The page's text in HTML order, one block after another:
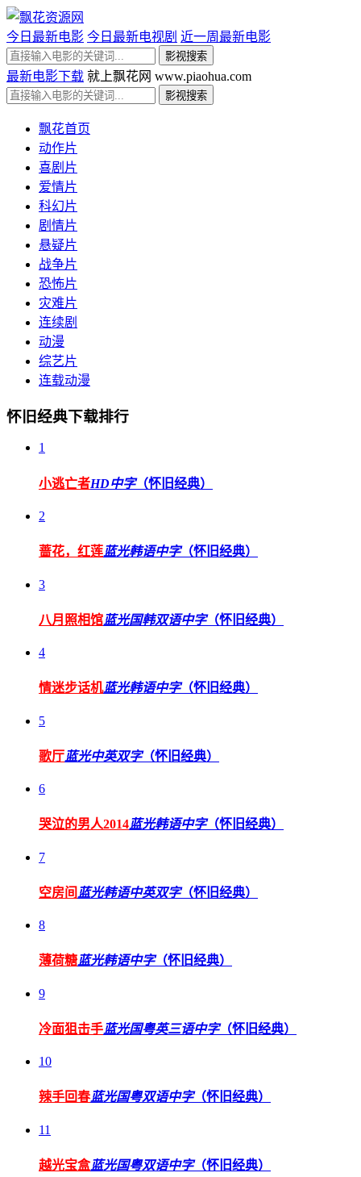
今日最新电影 今日最新电视剧 近一周最新电影
最新电影下载 就上飘花网 www.piaohua.com
飘花首页
动作片
喜剧片
爱情片
科幻片
剧情片
悬疑片
战争片
恐怖片
灾难片
连续剧
动漫
综艺片
连载动漫
怀旧经典下载排行
1
小逃亡者HD中字（怀旧经典）
2
蔷花，红莲蓝光韩语中字（怀旧经典）
3
八月照相馆蓝光国韩双语中字（怀旧经典）
4
情迷步话机蓝光韩语中字（怀旧经典）
5
歌厅蓝光中英双字（怀旧经典）
6
哭泣的男人2014蓝光韩语中字（怀旧经典）
7
空房间 蓝光韩语中英双字（怀旧经典）
8
薄荷糖蓝光韩语中字（怀旧经典）
9
冷面狙击手蓝光国粤英三语中字（怀旧经典）
10
辣手回春蓝光国粤双语中字（怀旧经典）
11
越光宝盒蓝光国粤双语中字（怀旧经典）